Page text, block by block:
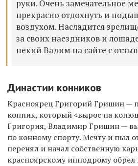
руки. Очень замечательное
прекрасно отдохнуть и
воздухом. Насладится
за своих наездников и
некий Вадим на сайте с
Династии конников
Красноярец Григорий Гришин —
конник, который «вырос на
Григория, Владимир Гришин —
по конному спорту. Мечту и пыл
перенял и начал собственную
красноярскому ипподрому